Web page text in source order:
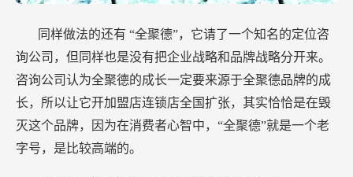
同样做法的还有 “全聚德”，它请了一个知名的定位咨
询公司，但同样也是没有把企业战略和品牌战略分开来。
咨询公司认为全聚德的成长一定要来源于全聚德品牌的成
长，所以让它开加盟店连锁店全国扩张，其实恰恰是在毁
灭这个品牌，因为在消费者心智中，“全聚德”就是一个老
字号，是比较高端的。